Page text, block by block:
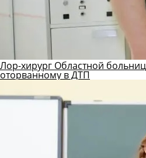
Лор-хирург Областной
оторванному в ДТП